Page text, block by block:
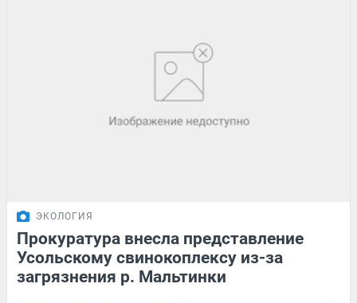
ЭКОЛОГИЯ
Прокуратура внесла представление
Усольскому свинокоплексу из-за
загрязнения р. Мальтинки